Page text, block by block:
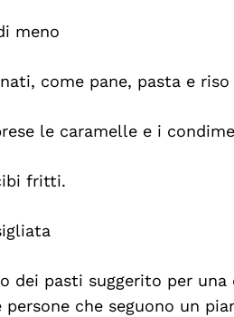
meno
come pane, pasta e riso
le caramelle e i
fritti.
dei pasti suggerito per
persone che seguono un